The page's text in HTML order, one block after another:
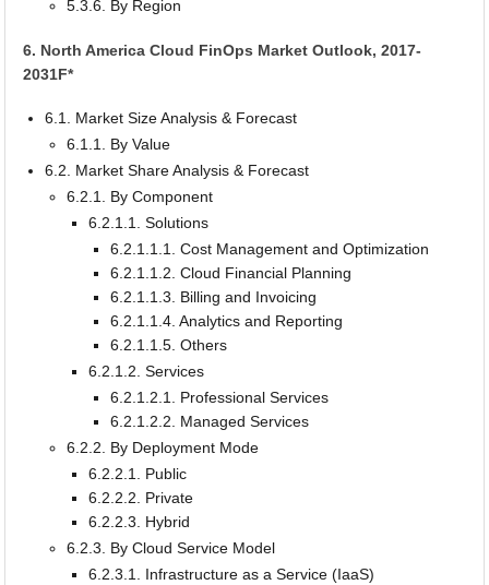
5.3.6. By Region
6. North America Cloud FinOps Market Outlook, 2017-
2031F*
6.1. Market Size Analysis & Forecast
6.1.1. By Value
6.2. Market Share Analysis & Forecast
6.2.1. By Component
6.2.1.1. Solutions
6.2.1.1.1. Cost Management and Optimization
6.2.1.1.2. Cloud Financial Planning
6.2.1.1.3. Billing and Invoicing
6.2.1.1.4. Analytics and Reporting
6.2.1.1.5. Others
6.2.1.2. Services
6.2.1.2.1. Professional Services
6.2.1.2.2. Managed Services
6.2.2. By Deployment Mode
6.2.2.1. Public
6.2.2.2. Private
6.2.2.3. Hybrid
6.2.3. By Cloud Service Model
6.2.3.1. Infrastructure as a Service (IaaS)